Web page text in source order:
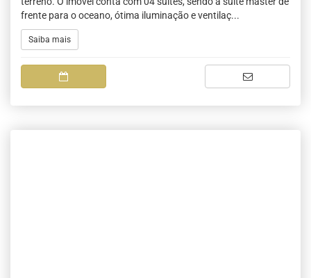
frente para o oceano, ótima iluminação e ventilaç...
Saiba mais